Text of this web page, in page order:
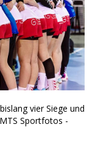
vier Siege und
Sportfotos -